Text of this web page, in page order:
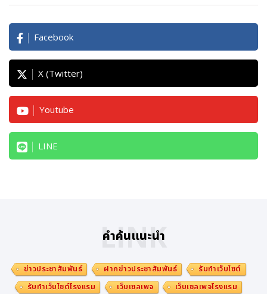
Facebook
X (Twitter)
Youtube
LINE
คำค้นแนะนำ
LINK
ข่าวประชาสัมพันธ์ ฝากข่าวประชาสัมพันธ์
รับทำเว็บไซต์
รับทำเว็บไซต์โรงแรม
เว็บเซลเพจ
เว็บเซลเพจโรงแรม